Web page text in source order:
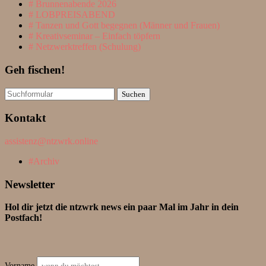
Brunnenabende 2026
LOBPREISABEND
Tanzen und Gott begegnen (Männer und Frauen)
Kreativseminar – Einfach töpfern
Netzwerktreffen (Schulung)
Geh fischen!
Suchen
nach:
Kontakt
assistenz@ntzwrk.online
Archiv
Newsletter
Hol dir jetzt die ntzwrk news ein paar Mal im Jahr in dein
Postfach!